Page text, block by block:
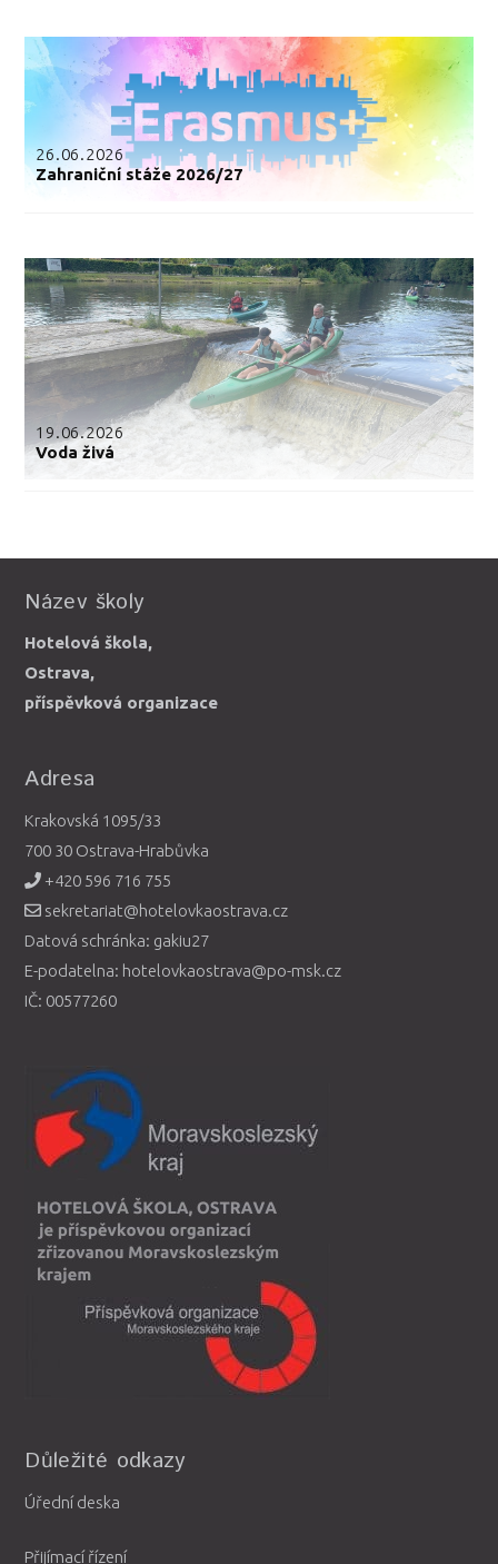
26.06.2026
Zahraniční stáže 2026/27
19.06.2026
Voda živá
Název školy
Hotelová škola,
Ostrava,
příspěvková organizace
Adresa
Krakovská 1095/33
700 30 Ostrava-Hrabůvka
+420 596 716 755
sekretariat@hotelovkaostrava.cz
Datová schránka: gakiu27
E-podatelna: hotelovkaostrava@po-msk.cz
IČ: 00577260
Důležité odkazy
Úřední deska
Přijímací řízení